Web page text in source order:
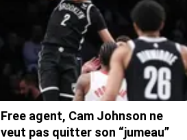
Free agent, Cam Johnson ne
veut pas quitter son “jumeau”